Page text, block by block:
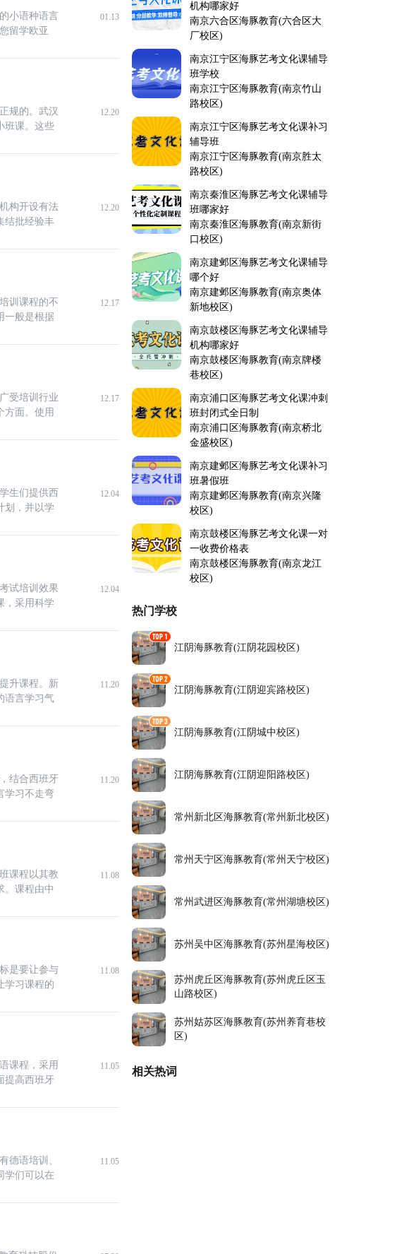
小语种语言
留学欧亚
01.13
规的。武汉
班课。这些
12.20
构开设有法
结批经验丰
12.20
训课程的不
一般是根据
12.17
受培训行业
方面。使用
12.17
生们提供西
划，并以学
12.04
试培训效果
，采用科学
12.04
升课程。新
语言学习气
11.20
结合西班牙
学习不走弯
11.20
课程以其教
。课程由中
11.08
是要让参与
学习课程的
11.08
课程，采用
提高西班牙
11.05
德语培训、
学们可以在
11.05
机构哪家好
南京六合区海豚教育(六合区大
厂校区)
南京江宁区海豚艺考文化课辅导
班学校
南京江宁区海豚教育(南京竹山
路校区)
南京江宁区海豚艺考文化课补习
辅导班
南京江宁区海豚教育(南京胜太
路校区)
南京秦淮区海豚艺考文化课辅导
班哪家好
南京秦淮区海豚教育(南京新街
口校区)
南京建邺区海豚艺考文化课辅导
哪个好
南京建邺区海豚教育(南京奥体
新地校区)
南京鼓楼区海豚艺考文化课辅导
机构哪家好
南京鼓楼区海豚教育(南京牌楼
巷校区)
南京浦口区海豚艺考文化课冲刺
班封闭式全日制
南京浦口区海豚教育(南京桥北
金盛校区)
南京建邺区海豚艺考文化课补习
班暑假班
南京建邺区海豚教育(南京兴隆
校区)
南京鼓楼区海豚艺考文化课一对
一收费价格表
南京鼓楼区海豚教育(南京龙江
校区)
热门学校
江阴海豚教育(江阴花园校区)
江阴海豚教育(江阴迎宾路校区)
江阴海豚教育(江阴城中校区)
江阴海豚教育(江阴迎阳路校区)
常州新北区海豚教育(常州新北校区)
常州天宁区海豚教育(常州天宁校区)
常州武进区海豚教育(常州湖塘校区)
苏州吴中区海豚教育(苏州星海校区)
苏州虎丘区海豚教育(苏州虎丘区玉
山路校区)
苏州姑苏区海豚教育(苏州养育巷校
区)
相关热词